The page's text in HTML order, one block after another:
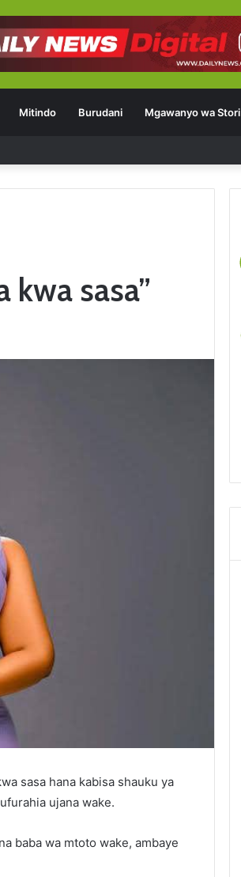
Mitindo Burudani Mgawanyo wa Stori
kwa sasa”
sasa hana kabisa shauku ya
ujana wake.
baba wa mtoto wake, ambaye